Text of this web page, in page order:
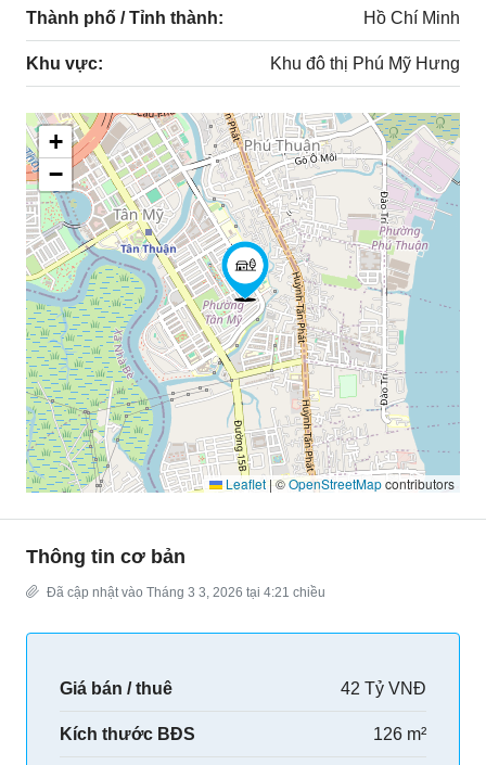
Thành phố / Tỉnh thành: Hồ Chí Minh
Khu vực: Khu đô thị Phú Mỹ Hưng
+
−
Leaflet |©OpenStreetMapcontributors
Thông tin cơ bản
Đã cập nhật vào Tháng 3 3, 2026 tại 4:21 chiều
Giá bán / thuê 42 Tỷ VNĐ
Kích thước BĐS 126 m²